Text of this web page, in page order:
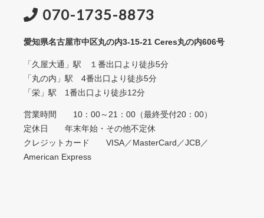
070-1735-8873
愛知県名古屋市中区丸の内3-15-21 Ceres丸の内606号
「久屋大通」駅 １番出口より徒歩5分
「丸の内」駅 4番出口より徒歩5分
「栄」駅 1番出口より徒歩12分
営業時間 10：00～21：00（最終受付20：00）
定休日 年末年始・その他不定休
クレジットカード VISA／MasterCard／JCB／
American Express